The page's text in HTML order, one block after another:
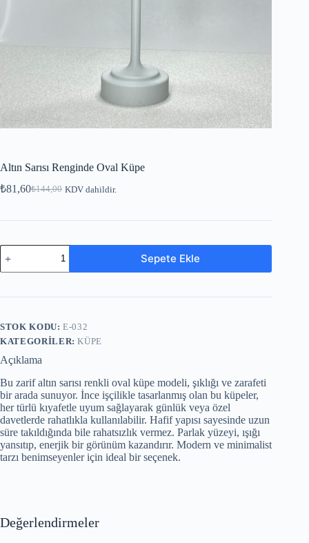
Altın Sarısı Renginde Oval Küpe
₺144,00
₺81,60 KDV dahildir.
Sepete Ekle
STOK KODU:E-032
KATEGORILER:KÜPE
Açıklama
Bu zarif altın sarısı renkli oval küpe modeli, şıklığı ve zarafeti
bir arada sunuyor. İnce işçilikle tasarlanmış olan bu küpeler,
her türlü kıyafetle uyum sağlayarak günlük veya özel
davetlerde rahatlıkla kullanılabilir. Hafif yapısı sayesinde uzun
süre takıldığında bile rahatsızlık vermez. Parlak yüzeyi, ışığı
yansıtıp, enerjik bir görünüm kazandırır. Modern ve minimalist
tarzı benimseyenler için ideal bir seçenek.
Değerlendirmeler